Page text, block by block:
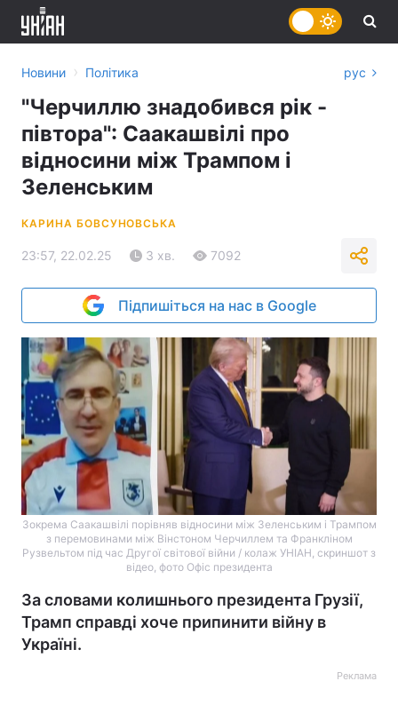
Новини › Політика рус
"Черчиллю знадобився рік -
півтора": Саакашвілі про
відносини між Трампом і
Зеленським
КАРИНА БОВСУНОВСЬКА
23:57, 22.02.25 3 хв. 7092
Підпишіться на нас в Google
Зокрема Саакашвілі порівняв відносини між Зеленським і Трампом
з перемовинами між Вінстоном Черчиллем та Франкліном
Рузвельтом під час Другої світової війни / колаж УНІАН, скриншот з
відео, фото Офіс президента
За словами колишнього президента Грузії,
Трамп справді хоче припинити війну в
Україні.
Реклама